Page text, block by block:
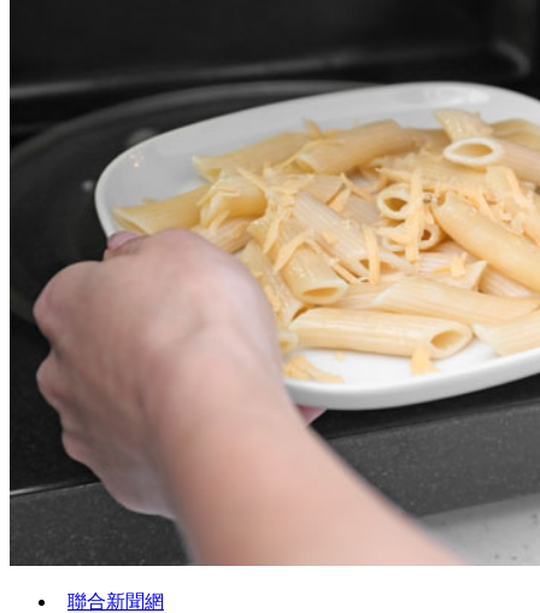
聯合新聞網